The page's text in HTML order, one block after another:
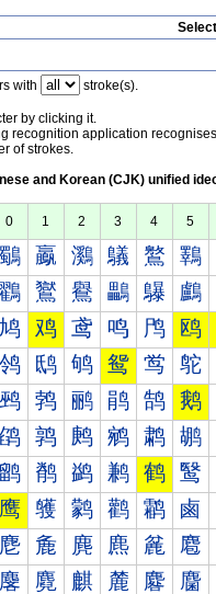
with stroke(s).
by clicking it.
recognition application
of strokes.
and Korean (CJK) unified
0 1 2 3 4 5
鸀 鸁 鸂 鸃 鸄 鸅
鸐 鸑 鸒 鸓 鸔 鸕
鸠 鸡 鸢 鸣 鸤 鸥
鸰 鸱 鸲 鸳 鸴 鸵
鹀 鹁 鹂 鹃 鹄 鹅
鹐 鹑 鹒 鹓 鹔 鹕
鹠 鹡 鹢 鹣 鹤 鹥
鹰 鹱 鹲 鹳 鹴 鹵
麀 麁 麂 麃 麄 麅
麐 麑 麒 麓 麔 麕